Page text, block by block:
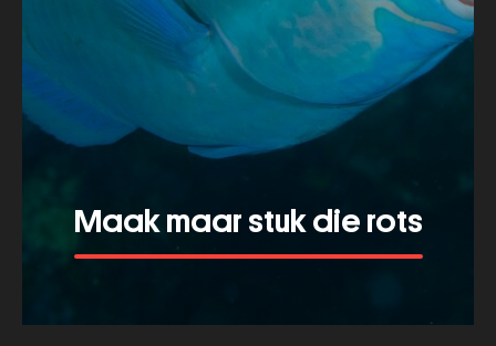
Maak maar stuk die rots